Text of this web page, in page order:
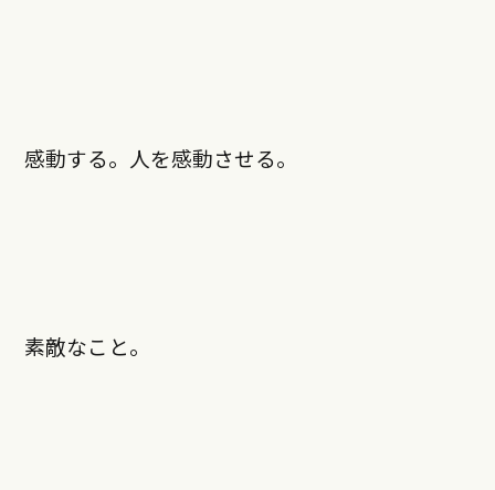
感動する。人を感動させる。
素敵なこと。